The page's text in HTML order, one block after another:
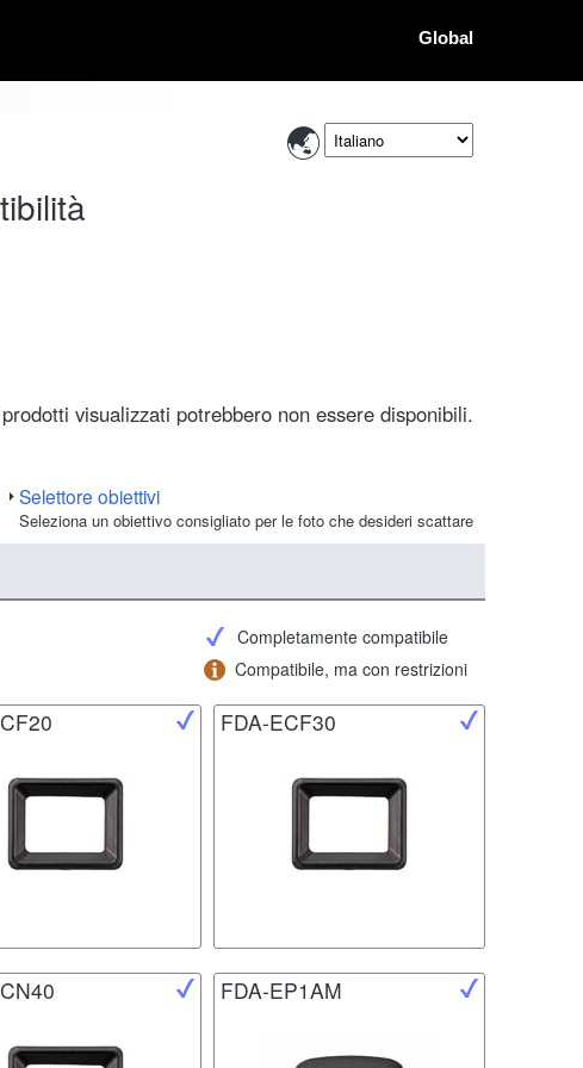
Global
visualizzati potrebbero non essere disponibili.
Selettore obiettivi
Seleziona un obiettivo consigliato per le foto che desideri scattare
Completamente compatibile
Compatibile, ma con restrizioni
FDA-ECF30
FDA-EP1AM